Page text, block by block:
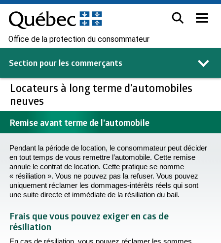
Office de la protection du consommateur
Section pour les commerçants
Locateurs à long terme d’automobiles
neuves
Remise avant terme de l’automobile
Pendant la période de location, le consommateur peut décider
en tout temps de vous remettre l’automobile. Cette remise
annule le contrat de location. Cette pratique se nomme
« résiliation ». Vous ne pouvez pas la refuser. Vous pouvez
uniquement réclamer les dommages-intérêts réels qui sont
une suite directe et immédiate de la résiliation du bail.
Frais que vous pouvez exiger en cas de
résiliation